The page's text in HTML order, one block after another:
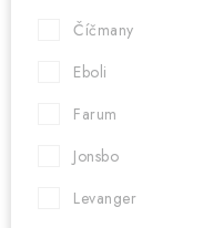
Číčmany
Eboli
Farum
Jonsbo
Levanger